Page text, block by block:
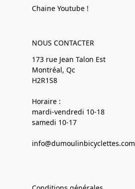
Chaine Youtube !
NOUS CONTACTER
173 rue Jean Talon Est
Montréal, Qc
H2R1S8
Horaire :
mardi-vendredi 10-18
samedi 10-17
info@dumoulinbicyclettes.com